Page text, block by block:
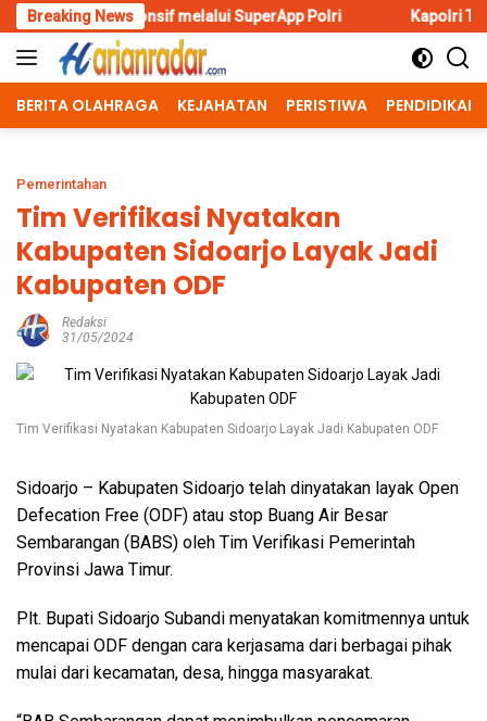
Skip
to
content
Breaking News
melalui SuperApp Polri Kapolri Tutup E-sports Kapolri
BERITA OLAHRAGA KEJAHATAN PERISTIWA PENDIDIKAN
Pemerintahan
Tim Verifikasi Nyatakan
Kabupaten Sidoarjo Layak Jadi
Kabupaten ODF
Redaksi
31/05/2024
Tim Verifikasi Nyatakan Kabupaten Sidoarjo Layak Jadi Kabupaten ODF
Sidoarjo – Kabupaten Sidoarjo telah dinyatakan layak Open
Defecation Free (ODF) atau stop Buang Air Besar
Sembarangan (BABS) oleh Tim Verifikasi Pemerintah
Provinsi Jawa Timur.
Plt. Bupati Sidoarjo Subandi menyatakan komitmennya untuk
mencapai ODF dengan cara kerjasama dari berbagai pihak
mulai dari kecamatan, desa, hingga masyarakat.